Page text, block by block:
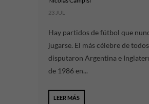
23 JUL
Hay partidos de fútbol que
jugarse. El más célebre de
disputaron Argentina e
de 1986 en...
LEER MÁS